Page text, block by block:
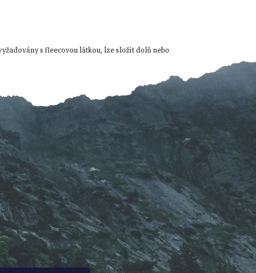
s fleecovou látkou, lze složit dolů nebo